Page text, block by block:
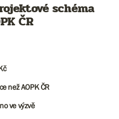
schéma
ČR
než AOPK ČR
ve výzvě